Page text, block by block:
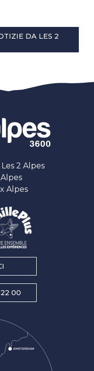
DA LES 2
2 Alpes
Alpes
00